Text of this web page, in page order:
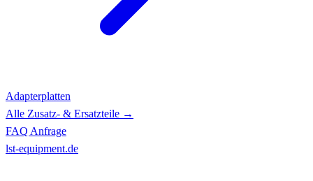
Adapterplatten
Alle Zusatz- & Ersatzteile →
FAQ Anfrage
lst-equipment.de